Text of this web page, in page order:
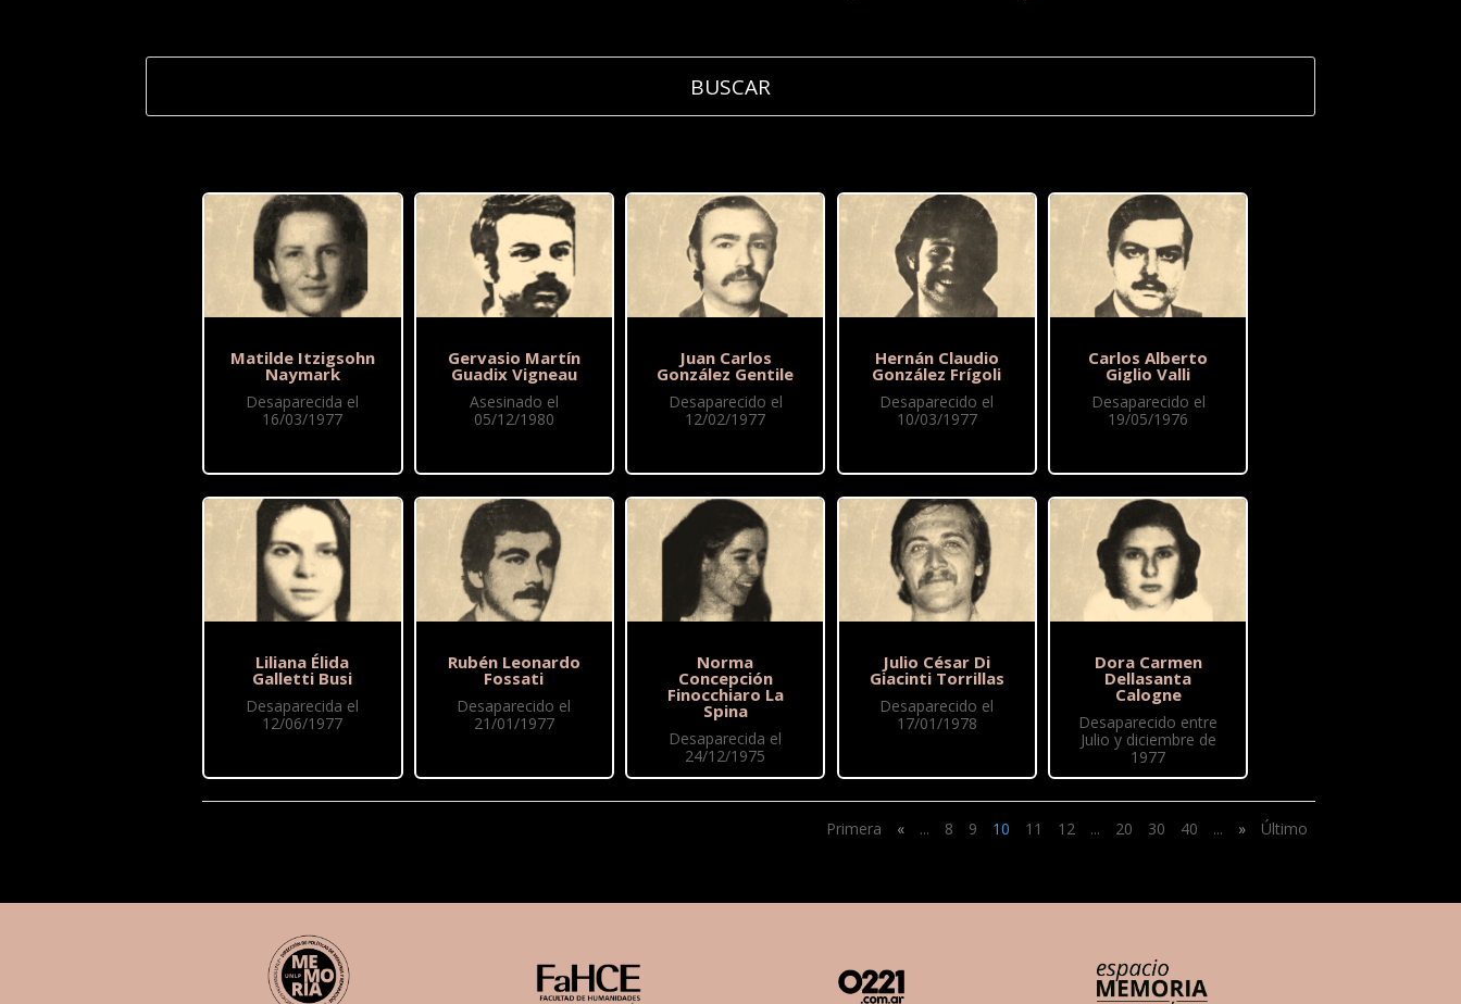
Matilde Itzigsohn
Naymark
Desaparecida el
16/03/1977
Liliana Élida
Galletti Busi
Desaparecida el
12/06/1977
Gervasio Martín
Guadix Vigneau
Asesinado el
05/12/1980
Rubén Leonardo
Fossati
Desaparecido el
21/01/1977
Juan Carlos
González Gentile
Desaparecido el
12/02/1977
Norma
Concepción
Finocchiaro La
Spina
Desaparecida el
24/12/1975
Hernán Claudio
González Frígoli
Desaparecido el
10/03/1977
Julio César Di
Giacinti Torrillas
Desaparecido el
17/01/1978
Carlos Alberto
Giglio Valli
Desaparecido el
19/05/1976
Dora Carmen
Dellasanta
Calogne
Desaparecido entre
Julio y diciembre de
1977
Primera « ... 8 9 10 11 12 ... 20 30 40 ... » Último